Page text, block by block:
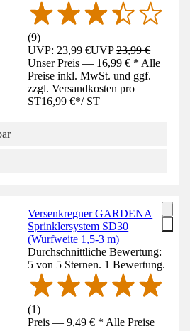
(9)
UVP: 23,99 €UVP23,99 €
Unser Preis — 16,99 € * Alle
Preise inkl. MwSt. und ggf.
zzgl. Versandkosten pro
ST16,99 €*/ ST
Versenkregner GARDENA
Sprinklersystem SD30
(Wurfweite 1,5-3 m)
Durchschnittliche Bewertung:
5 von 5 Sternen. 1 Bewertung.
(1)
Preis — 9,49 € * Alle Preise